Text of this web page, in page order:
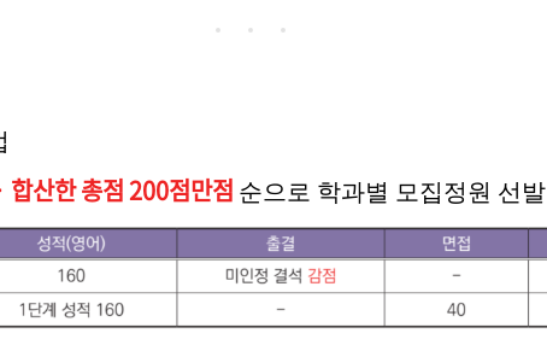
산한 총점 200점만점 순으로 학과별 모집정원 선발